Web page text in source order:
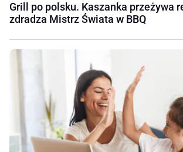
Grill po polsku. Kaszanka przeżywa
zdradza Mistrz Świata w BBQ